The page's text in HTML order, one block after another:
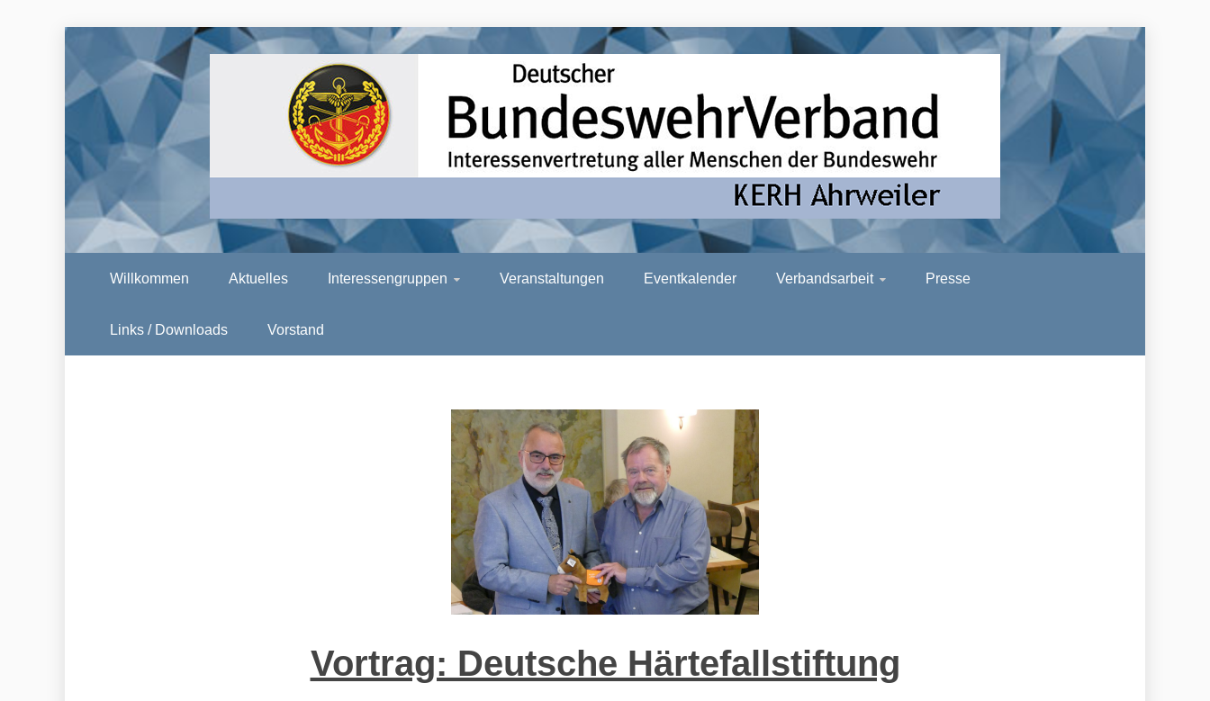
content
DBWV KERH AHRWEILER
Willkommen Aktuelles Interessengruppen Veranstaltungen Eventkalender Verbandsarbeit Presse
Links / Downloads Vorstand
Vortrag: Deutsche Härtefallstiftung